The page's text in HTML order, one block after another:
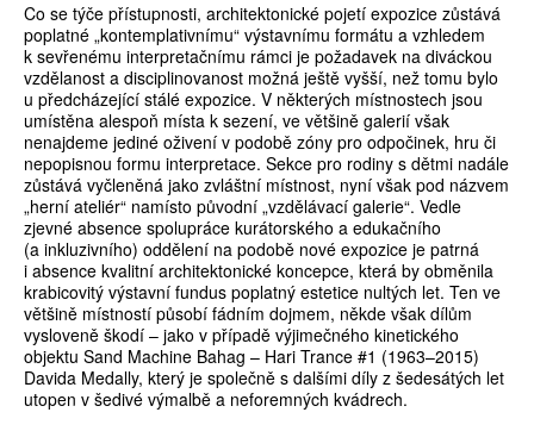
Co se týče přístupnosti, architektonické pojetí expozice zůstává
poplatné „kontemplativnímu“ výstavnímu formátu a vzhledem
k sevřenému interpretačnímu rámci je požadavek na diváckou
vzdělanost a disciplinovanost možná ještě vyšší, než tomu bylo
u předcházející stálé expozice. V některých místnostech jsou
umístěna alespoň místa k sezení, ve většině galerií však
nenajdeme jediné oživení v podobě zóny pro odpočinek, hru či
nepopisnou formu interpretace. Sekce pro rodiny s dětmi nadále
zůstává vyčleněná jako zvláštní místnost, nyní však pod názvem
„herní ateliér“ namísto původní „vzdělávací galerie“. Vedle
zjevné absence spolupráce kurátorského a edukačního
(a inkluzivního) oddělení na podobě nové expozice je patrná
i absence kvalitní architektonické koncepce, která by obměnila
krabicovitý výstavní fundus poplatný estetice nultých let. Ten ve
většině místností působí fádním dojmem, někde však dílům
vysloveně škodí – jako v případě výjimečného kinetického
objektu Sand Machine Bahag – Hari Trance #1 (1963–2015)
Davida Medally, který je společně s dalšími díly z šedesátých let
utopen v šedivé výmalbě a neforemných kvádrech.